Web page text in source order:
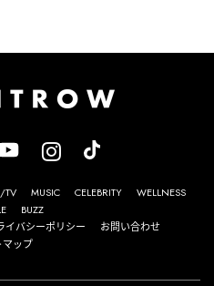
TV MUSIC CELEBRITY
WELLNESS
BUZZ
イバシーポリシー
お問い合わせ
ップ